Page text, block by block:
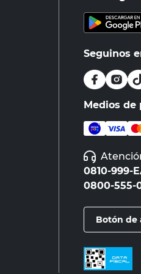
Seguinos
Medios de
0810-999-
0800-555-
Botón